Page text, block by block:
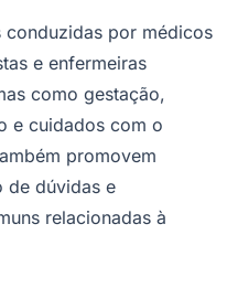
conduzidas por médicos
e enfermeiras
como gestação,
e cuidados com o
promovem
de dúvidas e
relacionadas à